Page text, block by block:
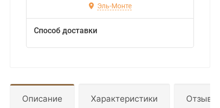
Эль-Монте
Способ доставки
Описание Характеристики